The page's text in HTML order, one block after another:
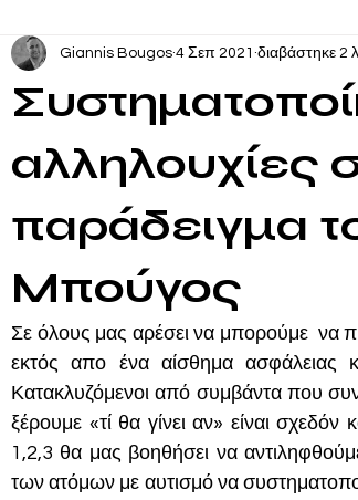
αλληλουχίες
παράδειγμα
Μπούγος
Giannis Bougos 4 Σεπ 2021 διαβάστηκε 2
Σε όλους μας αρέσει να μπορούμε  να
εκτός απο ένα αίσθημα ασφάλειας
Κατακλυζόμενοι από συμβάντα που
ξέρουμε «τί θα γίνει αν» είναι
1,2,3 θα μας βοηθήσει να
των ατόμων με αυτισμό να